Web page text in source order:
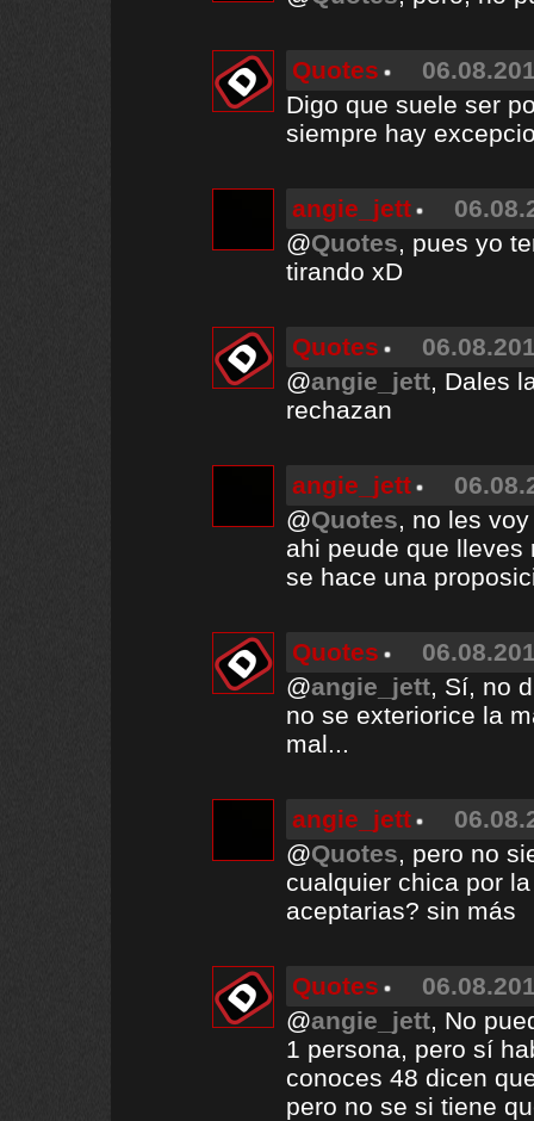
Quotes
Digo que suele ser
siempre hay
angie_jett
@Quotes, pues yo
tirando xD
Quotes
@angie_jett, Dales
rechazan
angie_jett
@Quotes, no les
ahi peude que lleves
se hace una
Quotes
@angie_jett, Sí, no
no se exteriorice la
mal...
angie_jett
@Quotes, pero no
cualquier chica por
aceptarias? sin más
Quotes
@angie_jett, No
1 persona, pero sí
conoces 48 dicen
pero no se si tiene